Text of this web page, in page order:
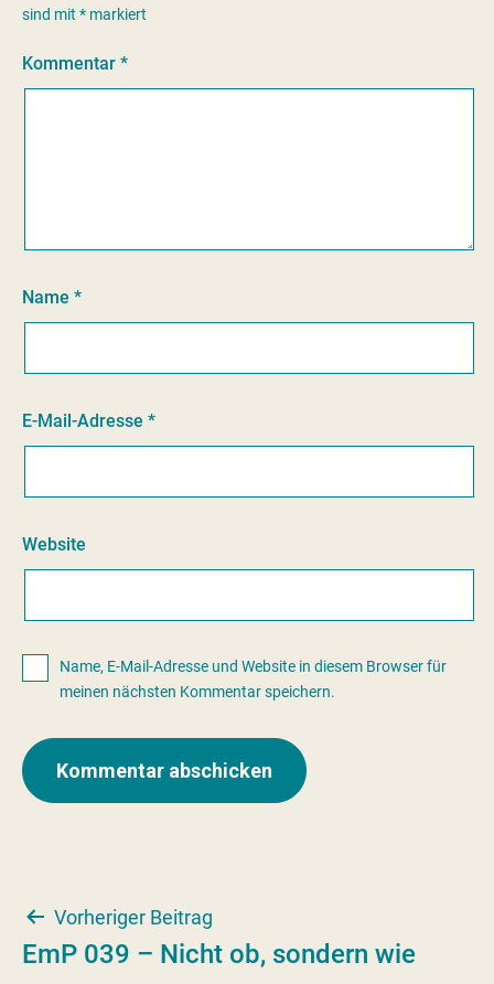
sind mit * markiert
Kommentar *
Name *
E-Mail-Adresse *
Website
Name, E-Mail-Adresse und Website in diesem Browser für
meinen nächsten Kommentar speichern.
Beitragsnavigation
Vorheriger Beitrag
EmP 039 – Nicht ob, sondern wie